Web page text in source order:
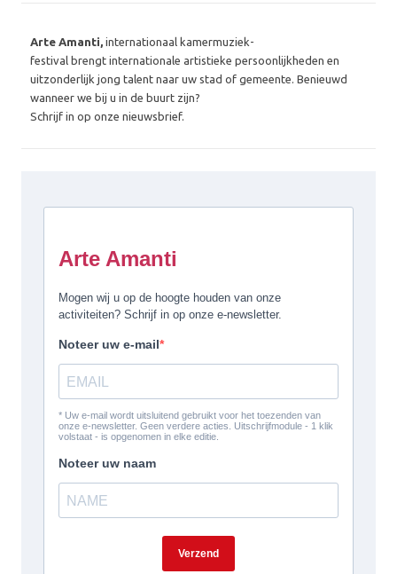
Arte Amanti, internationaal kamermuziek-
festival brengt internationale artistieke persoonlijkheden en
uitzonderlijk jong talent naar uw stad of gemeente. Benieuwd
wanneer we bij u in de buurt zijn?
Schrijf in op onze nieuwsbrief.